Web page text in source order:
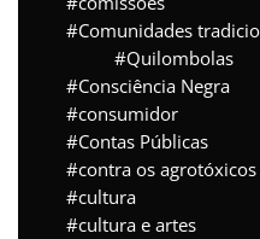
Comunidades
Quilombolas
Consciência Negra
consumidor
Contas Públicas
contra os agrotóxicos
cultura
cultura e artes